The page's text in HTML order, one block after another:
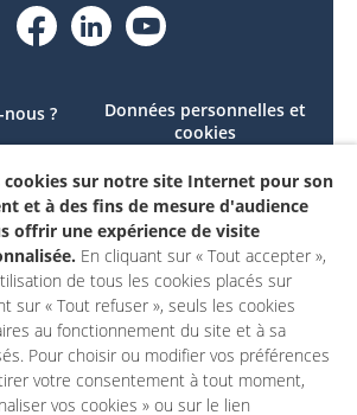
?
Données personnelles et
cookies
conforme
Mentions légales
cookies sur notre site Internet pour son
et à des fins de mesure d'audience
offrir une expérience de visite
En cliquant sur « Tout accepter »,
de tous les cookies placés sur
sur « Tout refuser », seuls les cookies
au fonctionnement du site et à sa
Pour choisir ou modifier vos préférences
votre consentement à tout moment,
vos cookies » ou sur le lien